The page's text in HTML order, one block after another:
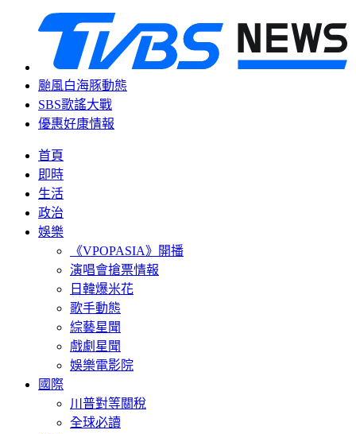
颱風白海豚動態
SBS歌謠大戰
優惠好康情報
首頁
即時
生活
政治
娛樂
《VPOPASIA》開播
演唱會搶票情報
日韓爆米花
歌手動態
綜藝星聞
戲劇星聞
娛樂電影院
國際
川普對等關稅
全球必讀